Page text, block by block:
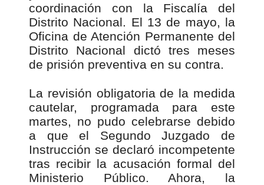
coordinación con la Fiscalía del
Distrito Nacional. El 13 de mayo, la
Oficina de Atención Permanente del
Distrito Nacional dictó tres meses
de prisión preventiva en su contra.
La revisión obligatoria de la medida
cautelar, programada para este
martes, no pudo celebrarse debido
a que el Segundo Juzgado de
Instrucción se declaró incompetente
tras recibir la acusación formal del
Ministerio Público. Ahora, la